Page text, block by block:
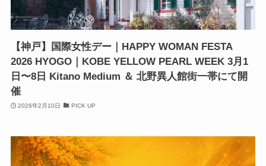
【神戸】国際女性デー｜HAPPY WOMAN FESTA
2026 HYOGO｜KOBE YELLOW PEARL WEEK 3月1
日〜8日 Kitano Medium ＆ 北野異人館街一帯にて開
催
2026年2月10日 PICK UP